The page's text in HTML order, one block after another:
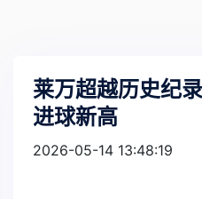
莱万超越历史纪
进球新高
2026-05-14 13:48:19